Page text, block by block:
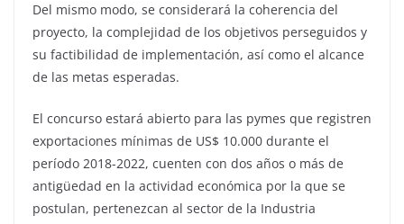
Del mismo modo, se considerará la coherencia del
proyecto, la complejidad de los objetivos perseguidos y
su factibilidad de implementación, así como el alcance
de las metas esperadas.
El concurso estará abierto para las pymes que registren
exportaciones mínimas de US$ 10.000 durante el
período 2018-2022, cuenten con dos años o más de
antigüedad en la actividad económica por la que se
postulan, pertenezcan al sector de la Industria